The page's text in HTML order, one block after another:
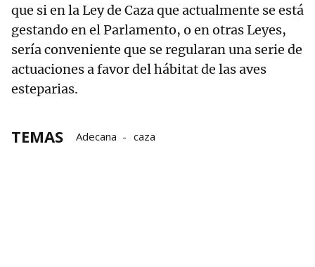
que si en la Ley de Caza que actualmente se está
gestando en el Parlamento, o en otras Leyes,
sería conveniente que se regularan una serie de
actuaciones a favor del hábitat de las aves
esteparias.
TEMAS Adecana caza